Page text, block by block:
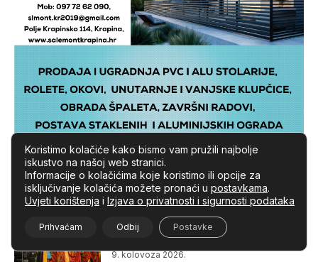
Posljednje vijesti
SVIJET ČUVA GLASOVE PRVIH NARODA
Međunarodni dan autohtonih naroda
svijeta ističe važnost tradicije i identiteta
9. kolovoza 2026.
Koristimo kolačiće kako bismo vam pružili najbolje
iskustvo na našoj web stranici.
Informacije o kolačićima koje koristimo ili opcije za
isključivanje kolačića možete pronaći u postavkama.
Uvjeti korištenja i Izjava o privatnosti i sigurnosti podataka
Prihvaćam Odbij Postavke